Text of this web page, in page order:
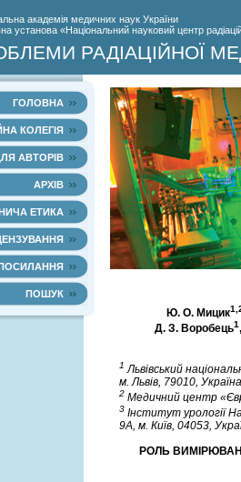
академiя медичних наук України
установа «Національний науковий центр
РАДІАЦІЙНОЇ
ГОЛОВНА
КОЛЕГІЯ
АВТОРІВ
АРХІВ
ЕТИКА
ПОШУК
Ю. О. Мицик
Д. З. Воробець1
1 Львівський
м. Львів, 79010, Україна
2 Медичний центр
3 Інститут урології
9А, м. Київ, 04053,
РОЛЬ